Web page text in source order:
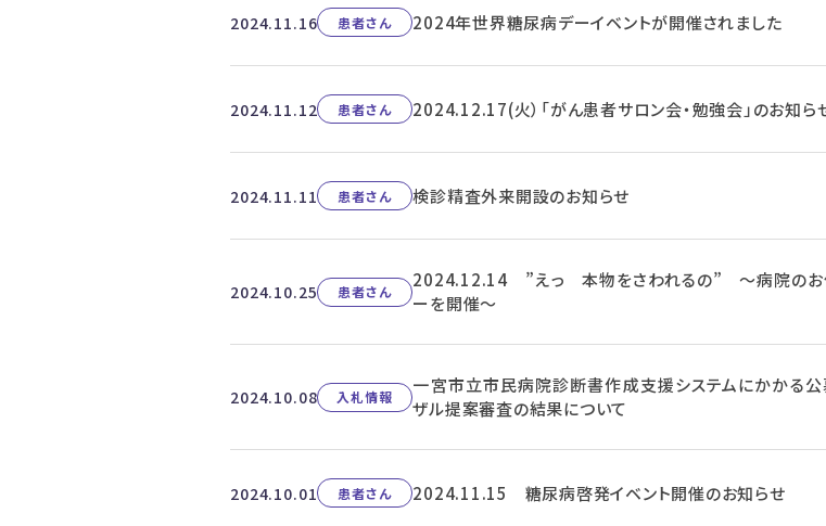
2024.11.16 患者さん 2024年世界糖尿病デーイベントが開催されました
2024.11.12 患者さん 2024.12.17(火）「がん患者サロン会・勉強会」のお知ら
2024.11.11 患者さん 検診精査外来開設のお知らせ
2024.10.25 患者さん
2024.12.14 ”えっ 本物をさわれるの” ～病院のお
ーを開催～
2024.10.08 入札情報
一宮市立市民病院診断書作成支援システムにかかる公
ザル提案審査の結果について
2024.10.01 患者さん 2024.11.15 糖尿病啓発イベント開催のお知らせ